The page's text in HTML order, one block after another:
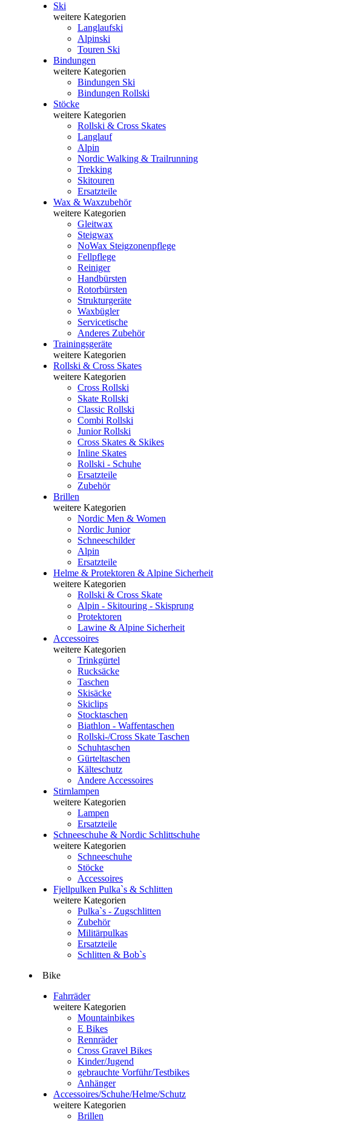
Ski
weitere Kategorien
Langlaufski
Alpinski
Touren Ski
Bindungen
weitere Kategorien
Bindungen Ski
Bindungen Rollski
Stöcke
weitere Kategorien
Rollski & Cross Skates
Langlauf
Alpin
Nordic Walking & Trailrunning
Trekking
Skitouren
Ersatzteile
Wax & Waxzubehör
weitere Kategorien
Gleitwax
Steigwax
NoWax Steigzonenpflege
Fellpflege
Reiniger
Handbürsten
Rotorbürsten
Strukturgeräte
Waxbügler
Servicetische
Anderes Zubehör
Trainingsgeräte
weitere Kategorien
Rollski & Cross Skates
weitere Kategorien
Cross Rollski
Skate Rollski
Classic Rollski
Combi Rollski
Junior Rollski
Cross Skates & Skikes
Inline Skates
Rollski - Schuhe
Ersatzteile
Zubehör
Brillen
weitere Kategorien
Nordic Men & Women
Nordic Junior
Schneeschilder
Alpin
Ersatzteile
Helme & Protektoren & Alpine Sicherheit
weitere Kategorien
Rollski & Cross Skate
Alpin - Skitouring - Skisprung
Protektoren
Lawine & Alpine Sicherheit
Accessoires
weitere Kategorien
Trinkgürtel
Rucksäcke
Taschen
Skisäcke
Skiclips
Stocktaschen
Biathlon - Waffentaschen
Rollski-/Cross Skate Taschen
Schuhtaschen
Gürteltaschen
Kälteschutz
Andere Accessoires
Stirnlampen
weitere Kategorien
Lampen
Ersatzteile
Schneeschuhe & Nordic Schlittschuhe
weitere Kategorien
Schneeschuhe
Stöcke
Accessoires
Fjellpulken Pulka`s & Schlitten
weitere Kategorien
Pulka`s - Zugschlitten
Zubehör
Militärpulkas
Ersatzteile
Schlitten & Bob`s
Bike
Fahrräder
weitere Kategorien
Mountainbikes
E Bikes
Rennräder
Cross Gravel Bikes
Kinder/Jugend
gebrauchte Vorführ/Testbikes
Anhänger
Accessoires/Schuhe/Helme/Schutz
weitere Kategorien
Brillen